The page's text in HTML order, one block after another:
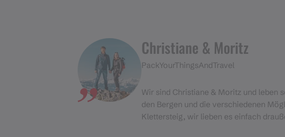
Christiane & Moritz
PackYourThingsAndTravel
Wir sind Christiane & Moritz und leben
den Bergen und die verschiedenen
Klettersteig, wir lieben es einfach